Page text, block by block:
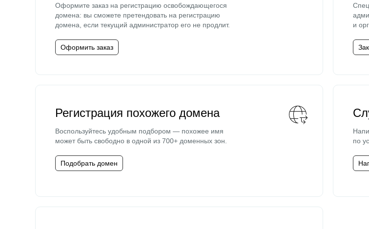
Оформите заказ на регистрацию освобождающегося
домена: вы сможете претендовать на регистрацию
домена, если текущий администратор его не продлит.
Оформить заказ
и
Регистрация похожего домена
Воспользуйтесь удобным подбором — похожее имя
может быть свободно в одной из 700+ доменных зон.
Подобрать домен
по